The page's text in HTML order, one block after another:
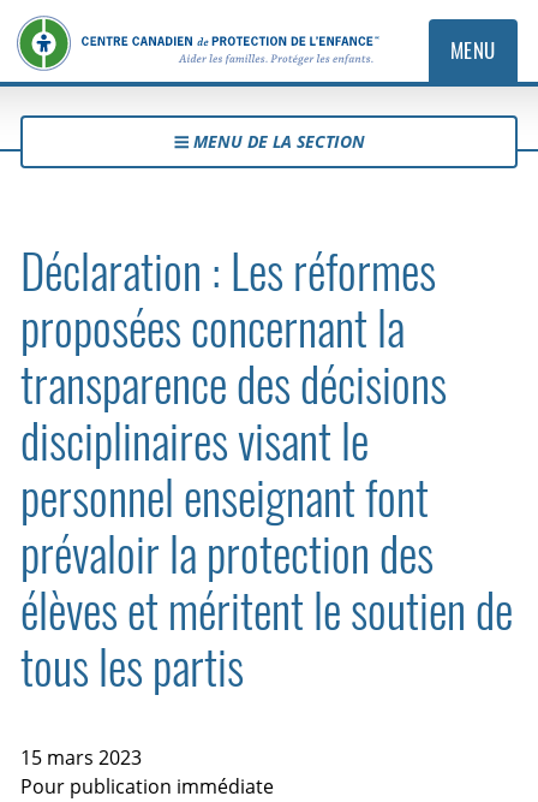
MENU
MENU DE LA SECTION
Déclaration : Les réformes
proposées concernant la
transparence des décisions
disciplinaires visant le
personnel enseignant font
prévaloir la protection des
élèves et méritent le soutien de
tous les partis
15 mars 2023
Pour publication immédiate